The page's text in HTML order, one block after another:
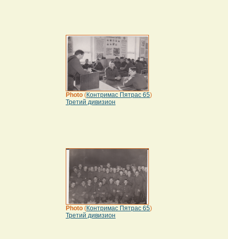
Photo (Контримас Пятрас 65)
Третий дивизион
Photo (Контримас Пятрас 65)
Третий дивизион